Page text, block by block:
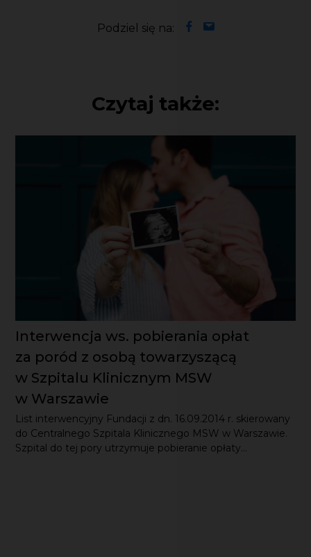
Podziel się na:
Czytaj także:
Interwencja ws. pobierania opłat
za poród z osobą towarzyszącą
w Szpitalu Klinicznym MSW
w Warszawie
List interwencyjny Fundacji z dn. 16.09.2014 r. skierowany
do Centralnego Szpitala Klinicznego MSW w Warszawie.
Szpital do tej pory utrzymuje pobieranie opłaty...